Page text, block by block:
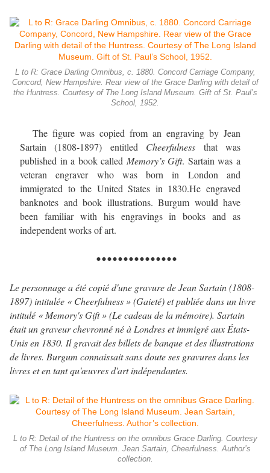
L to R: Grace Darling Omnibus, c. 1880. Concord Carriage Company,
Concord, New Hampshire. Rear view of the Grace Darling with detail of
the Huntress. Courtesy of The Long Island Museum. Gift of St. Paul’s
School, 1952.
The figure was copied from an engraving by Jean
Sartain (1808-1897) entitled Cheerfulness that was
published in a book called Memory’s Gift. Sartain was a
veteran engraver who was born in London and
immigrated to the United States in 1830.He engraved
banknotes and book illustrations. Burgum would have
been familiar with his engravings in books and as
independent works of art.
...............
Le personnage a été copié d'une gravure de Jean Sartain (1808-
1897) intitulée « Cheerfulness » (Gaieté) et publiée dans un livre
intitulé « Memory's Gift » (Le cadeau de la mémoire). Sartain
était un graveur chevronné né à Londres et immigré aux États-
Unis en 1830. Il gravait des billets de banque et des illustrations
de livres. Burgum connaissait sans doute ses gravures dans les
livres et en tant qu'œuvres d'art indépendantes.
L to R: Detail of the Huntress on the omnibus Grace Darling. Courtesy
of The Long Island Museum. Jean Sartain, Cheerfulness. Author’s
collection.